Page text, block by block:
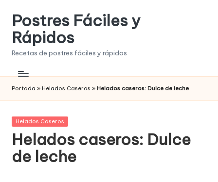
Saltar
contenido
Postres Fáciles y
Rápidos
Recetas de postres fáciles y rápidos
Portada » Helados Caseros » Helados caseros: Dulce de leche
Publicada
Helados Caseros
Helados caseros: Dulce
de leche